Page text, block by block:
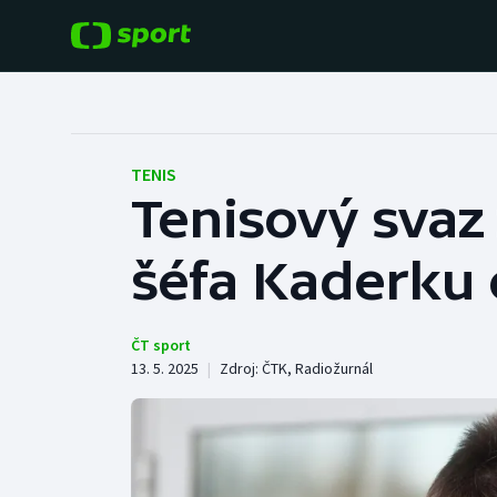
Hokej
Tenis
Cyklistika
Baseball a softbal
Basketbal
TENIS
Tenisový
šéfa Kaderku
ČT sport
13. 5. 2025 | Zdroj: ČTK, Radiožurnál